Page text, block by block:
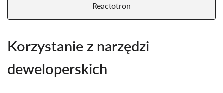
Reactotron
Korzystanie z narzędzi
deweloperskich